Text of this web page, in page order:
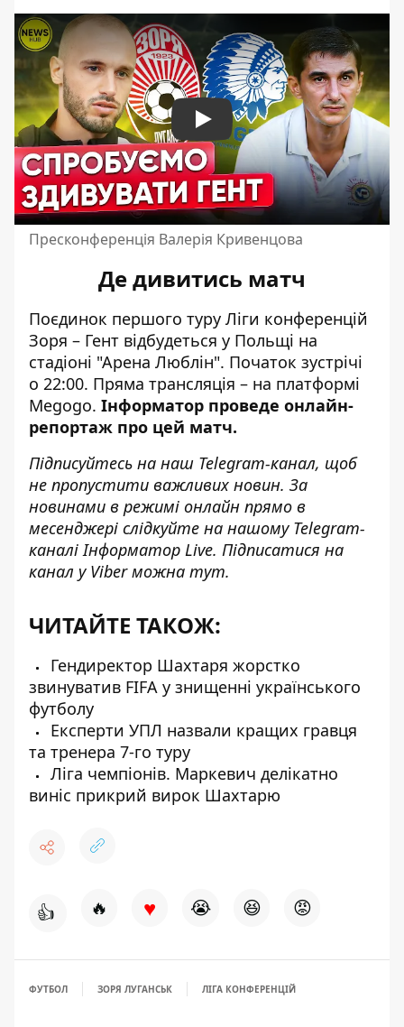
Play
Пресконференція Валерія Кривенцова
Де дивитись матч
Поєдинок першого туру Ліги конференцій
Зоря – Гент відбудеться у Польщі на
стадіоні "Арена Люблін". Початок зустрічі
о 22:00. Пряма трансляція – на платформі
Megogo. Інформатор проведе онлайн-
репортаж про цей матч.
Підписуйтесь на наш Telegram-канал, щоб
не пропустити важливих новин. За
новинами в режимі онлайн прямо в
месенджері слідкуйте на нашому Telegram-
каналіІнформатор Live. Підписатися на
канал у Viber можна тут.
ЧИТАЙТЕ ТАКОЖ:
Гендиректор Шахтаря жорстко
звинуватив FIFA у знищенні українського
футболу
Експерти УПЛ назвали кращих гравця
та тренера 7-го туру
Ліга чемпіонів. Маркевич делікатно
виніс прикрий вирок Шахтарю
👍 🔥 ♥ 😭 😆 😡
ФУТБОЛ ЗОРЯ ЛУГАНСЬК ЛІГА КОНФЕРЕНЦІЙ